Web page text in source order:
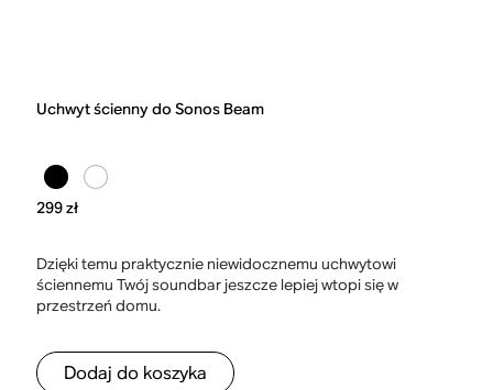
Uchwyt ścienny do Sonos Beam
299 zł
Dzięki temu praktycznie niewidocznemu uchwytowi
ściennemu Twój soundbar jeszcze lepiej wtopi się w
przestrzeń domu.
Dodaj do koszyka